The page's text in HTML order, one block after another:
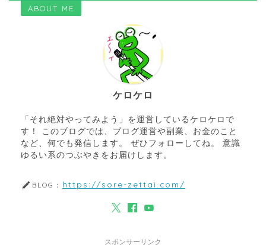
ABOUT ME
ケロケロ
「それ絶対やってみよう」を運営しているケロケロで
す！ このブログでは、ブログ運営や副業、お金のこと
など、何でも発信します。 ぜひフォローしてね。 意識
ゆるい系のつぶやきをお届けします。
BLOG： https://sore-zettai.com/
スポンサーリンク